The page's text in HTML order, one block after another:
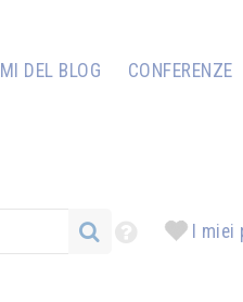
DEL BLOG
CONFERENZE
I